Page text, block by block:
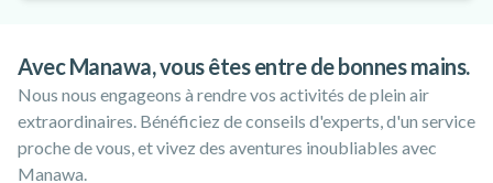
Avec Manawa, vous êtes entre de bonnes mains.
Nous nous engageons à rendre vos activités de plein air
extraordinaires. Bénéficiez de conseils d'experts, d'un service
proche de vous, et vivez des aventures inoubliables avec
Manawa.